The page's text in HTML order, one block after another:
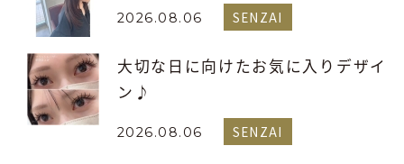
2026.08.06 SENZAI
大切な日に向けたお気に入りデザイ
ン♪
2026.08.06 SENZAI